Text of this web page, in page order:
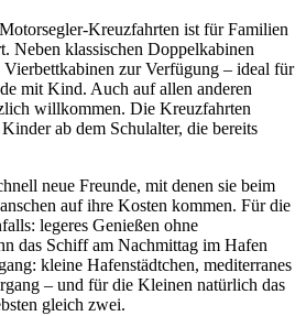
Kreuzfahrten ist für Familien
Neben klassischen Doppelkabinen
Vierbettkabinen zur Verfügung – ideal für
mit Kind. Auch auf allen anderen
willkommen. Die Kreuzfahrten
ab dem Schulalter, die bereits
neue Freunde, mit denen sie beim
auf ihre Kosten kommen. Für die
legeres Genießen ohne
das Schiff am Nachmittag im Hafen
kleine Hafenstädtchen, mediterranes
– und für die Kleinen natürlich das
gleich zwei.